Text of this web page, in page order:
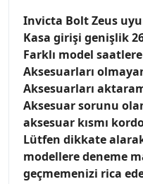
Invicta Bolt Zeus
Kasa girişi genişlik
Farklı model
Aksesuarları
Aksesuarları
Aksesuar sorunu
aksesuar kısmı
Lütfen dikkate
modellere deneme
geçmemenizi rica